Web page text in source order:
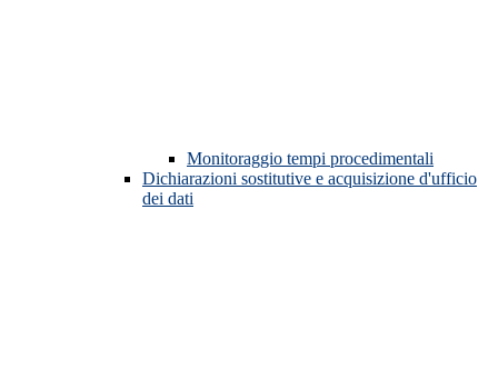
Monitoraggio tempi procedimentali
Dichiarazioni sostitutive e acquisizione d'ufficio
dei dati